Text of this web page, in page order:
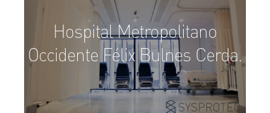
Hospital Metropolitano
Occidente Félix Bulnes Cerda.